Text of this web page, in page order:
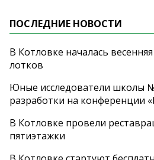
ПОСЛЕДНИЕ НОВОСТИ
В Котловке началась
лотков
Юные исследователи школы
разработки на конференции
В Котловке провели
пятиэтажки